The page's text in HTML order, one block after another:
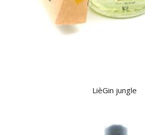
LièGin jungle